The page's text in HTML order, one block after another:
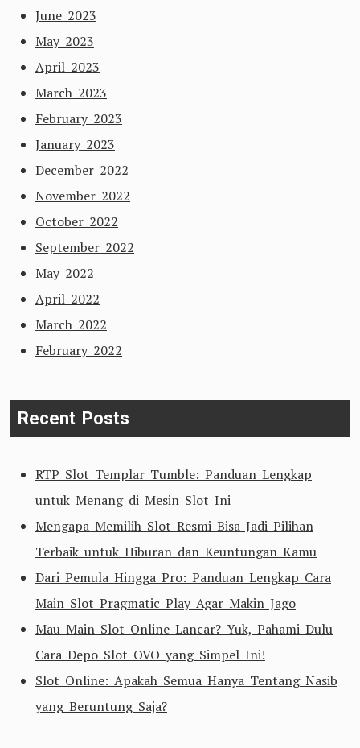
June 2023
May 2023
April 2023
March 2023
February 2023
January 2023
December 2022
November 2022
October 2022
September 2022
May 2022
April 2022
March 2022
February 2022
Recent Posts
RTP Slot Templar Tumble: Panduan Lengkap
untuk Menang di Mesin Slot Ini
Mengapa Memilih Slot Resmi Bisa Jadi Pilihan
Terbaik untuk Hiburan dan Keuntungan Kamu
Dari Pemula Hingga Pro: Panduan Lengkap Cara
Main Slot Pragmatic Play Agar Makin Jago
Mau Main Slot Online Lancar? Yuk, Pahami Dulu
Cara Depo Slot OVO yang Simpel Ini!
Slot Online: Apakah Semua Hanya Tentang Nasib
yang Beruntung Saja?